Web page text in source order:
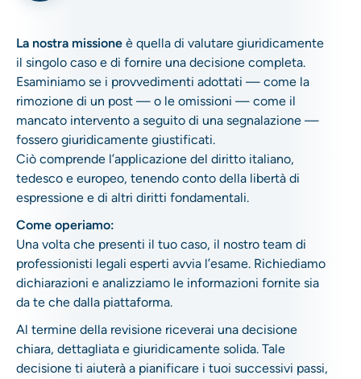
La nostra missione è quella di valutare giuridicamente
il singolo caso e di fornire una decisione completa.
Esaminiamo se i provvedimenti adottati — come la
rimozione di un post — o le omissioni — come il
mancato intervento a seguito di una segnalazione —
fossero giuridicamente giustificati.
Ciò comprende l’applicazione del diritto italiano,
tedesco e europeo, tenendo conto della libertà di
espressione e di altri diritti fondamentali.
Come operiamo:
Una volta che presenti il tuo caso, il nostro team di
professionisti legali esperti avvia l’esame. Richiediamo
dichiarazioni e analizziamo le informazioni fornite sia
da te che dalla piattaforma.
Al termine della revisione riceverai una decisione
chiara, dettagliata e giuridicamente solida. Tale
decisione ti aiuterà a pianificare i tuoi successivi passi,